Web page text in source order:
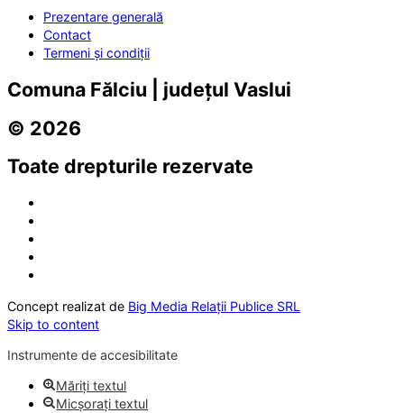
Prezentare generală
Contact
Termeni și condiții
Comuna Fălciu | județul Vaslui
© 2026
Toate drepturile rezervate
Concept realizat de Big Media Relații Publice SRL
Skip to content
Instrumente de accesibilitate
Măriți textul
Micșorați textul